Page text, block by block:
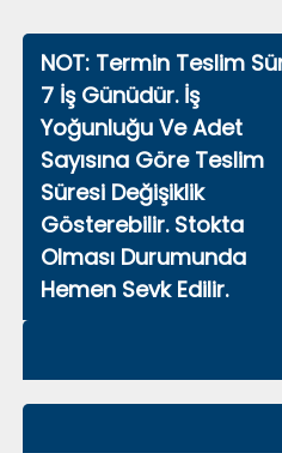
NOT: Termin Teslim
7 İş Günüdür. İş
Yoğunluğu Ve Adet
Sayısına Göre Teslim
Süresi Değişiklik
Gösterebilir. Stokta
Olması Durumunda
Hemen Sevk Edilir.